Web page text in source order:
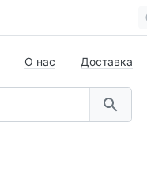
О нас Доставка